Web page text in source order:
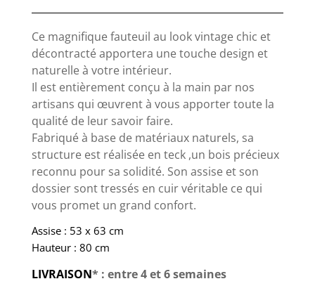
Ce magnifique fauteuil au look vintage chic et
décontracté apportera une touche design et
naturelle à votre intérieur.
Il est entièrement conçu à la main par nos
artisans qui œuvrent à vous apporter toute la
qualité de leur savoir faire.
Fabriqué à base de matériaux naturels, sa
structure est réalisée en teck ,un bois précieux
reconnu pour sa solidité. Son assise et son
dossier sont tressés en cuir véritable ce qui
vous promet un grand confort.
Assise : 53 x 63 cm
Hauteur : 80 cm
LIVRAISON* : entre 4 et 6 semaines